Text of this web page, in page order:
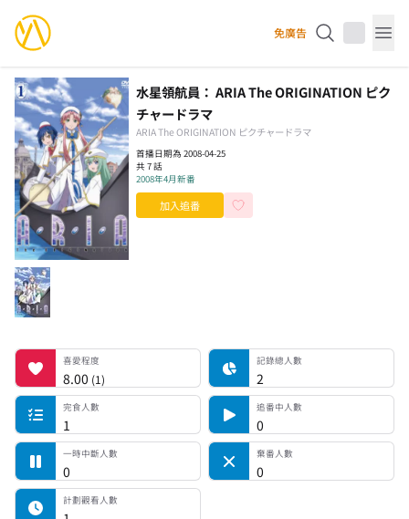
YourAnimes 你的動畫 免廣告
水星領航員： ARIA The ORIGINATION ピク
チャードラマ
ARIA The ORIGINATION ピクチャードラマ
首播日期為 2008-04-25
共 7 話
2008年4月新番
加入追番
喜愛程度喜愛程度
8.00 (1)
記錄總人數 記錄總人數
2
完食人數
完食人數
1
追番中人數
追番中人數
0
一時中斷人數
一時中斷人數
0
棄番人數
棄番人數
0
計劃觀看人數
計劃觀看人數